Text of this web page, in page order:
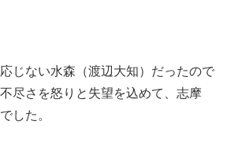
じない水森（渡辺大知）だったので
尽さを怒りと失望を込めて、志摩
した。